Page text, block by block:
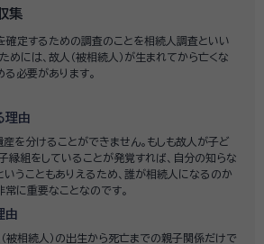
集
確定するための調査のことを相続人調査といい
めには、故人（被相続人）が生まれてから亡くな
必要があります。
理由
を分けることができません。もしも故人が子ど
縁組をしていることが発覚すれば、自分の知らな
うこともありえるため、誰が相続人になるのか
に重要なことなのです。
由
被相続人）の出生から死亡までの親子関係だけで